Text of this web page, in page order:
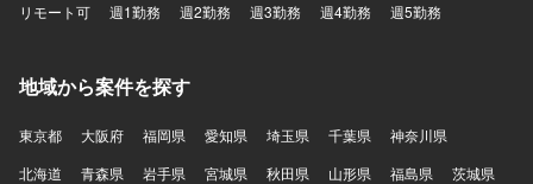
リモート可 週1勤務 週2勤務 週3勤務 週4勤務 週5勤務
地域から案件を探す
東京都 大阪府 福岡県 愛知県 埼玉県 千葉県
神奈川県
北海道
青森県 岩手県 宮城県 秋田県 山形県 福島県 茨城県